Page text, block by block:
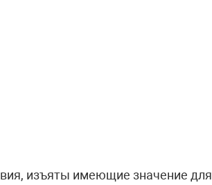
изъяты имеющие значение для